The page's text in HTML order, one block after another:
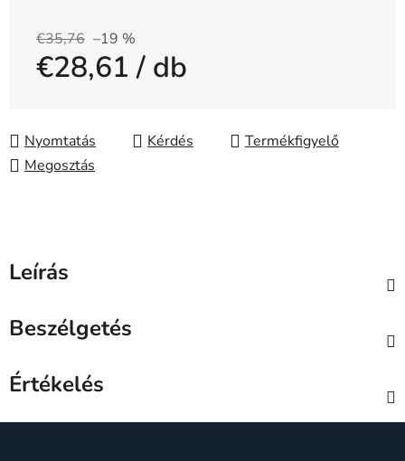
€35,76 –19 %
€28,61/ db
Nyomtatás
Kérdés
Megosztás
Leírás
Beszélgetés
Értékelés